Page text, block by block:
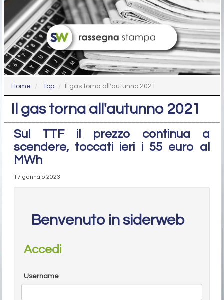
Home Top Il gas torna all'autunno 2021
Il gas torna all'autunno 2021
Sul TTF il prezzo continua a
scendere, toccati ieri i 55 euro al
MWh
17 gennaio 2023
Benvenuto in siderweb
Accedi
Username